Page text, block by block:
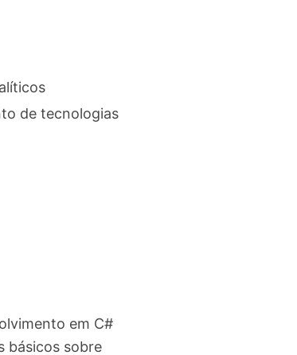
de tecnologias
em C#
básicos sobre